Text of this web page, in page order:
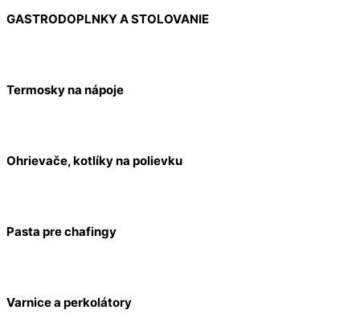
GASTRODOPLNKY A STOLOVANIE
Termosky na nápoje
Ohrievače, kotlíky na polievku
Pasta pre chafingy
Varnice a perkolátory